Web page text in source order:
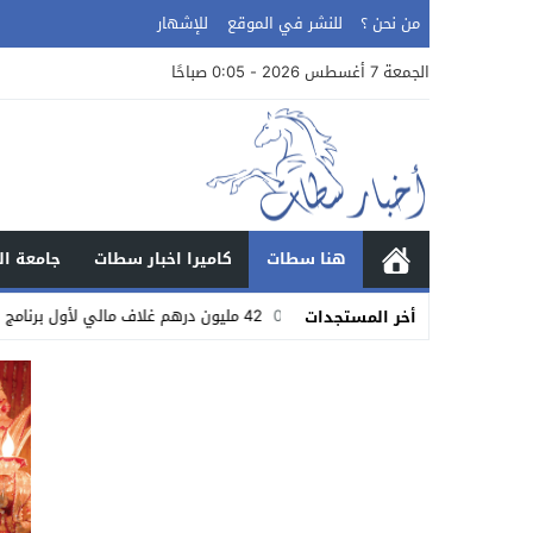
من نحن ؟ للنشر في الموقع
للإشهار
الجمعة 7 أغسطس 2026 - 0:05 صباحًا
هنا سطات كاميرا اخبار سطات
جامعة
أخر المستجدات
02:37 42 مليون درهم غلاف مالي لأول برنامج التنمية البشرية تحت إشراف كامل لحبوها